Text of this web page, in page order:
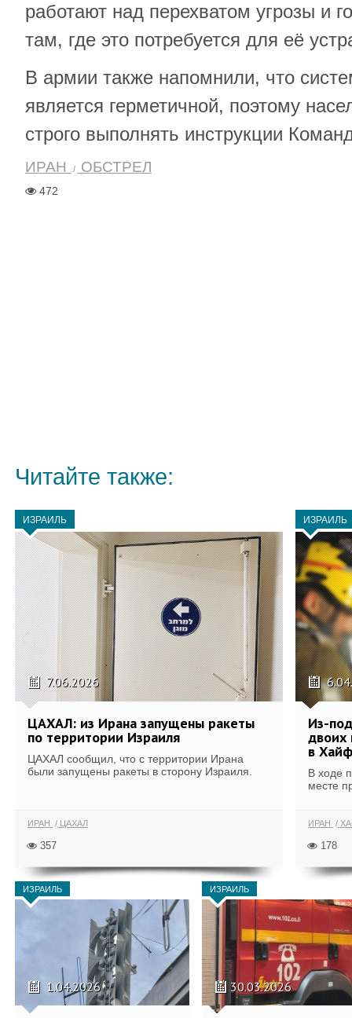
работают над перехватом угрозы и
там, где это потребуется для её
В армии также напомнили, что
является герметичной, поэтому
строго выполнять инструкции
ИРАН ОБСТРЕЛ
472
Читайте также:
ИЗРАИЛЬ
7.06.2026
ЦАХАЛ: из Ирана запущены ракеты
по территории Израиля
ЦАХАЛ сообщил, что с территории Ирана
были запущены ракеты в сторону Израиля.
ИРАН ЦАХАЛ
357
ИЗРАИЛЬ
Из-
двоих
в
В ходе
месте
ИРАН
178
ИЗРАИЛЬ
1.04.2026
ИЗРАИЛЬ
30.03.2026